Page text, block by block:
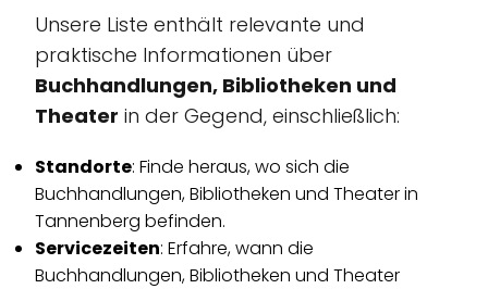
Unsere Liste enthält relevante und
praktische Informationen über
Buchhandlungen, Bibliotheken und
Theater in der Gegend, einschließlich:
Standorte: Finde heraus, wo sich die
Buchhandlungen, Bibliotheken und Theater in
Tannenberg befinden.
Servicezeiten: Erfahre, wann die
Buchhandlungen, Bibliotheken und Theater